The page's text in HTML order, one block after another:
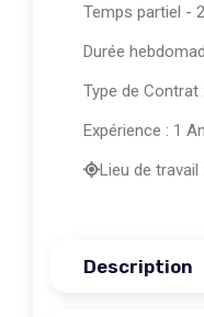
Temps partiel -
Durée
Type de Contrat
Expérience : 1
Lieu de travail
Description